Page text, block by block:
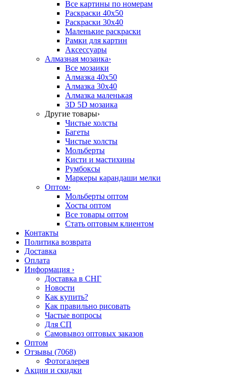
Все картины по номерам
Раскраски 40х50
Раскраски 30х40
Маленькие раскраски
Рамки для картин
Аксессуары
Алмазная мозаика›
Все мозаики
Алмазка 40х50
Алмазка 30х40
Алмазка маленькая
3D 5D мозаика
Другие товары›
Чистые холсты
Багеты
Чистые холсты
Мольберты
Кисти и мастихины
Румбоксы
Маркеры карандаши мелки
Оптом›
Мольберты оптом
Хосты оптом
Все товары оптом
Стать оптовым клиентом
Контакты
Политика возврата
Доставка
Оплата
Информация ›
Доставка в СНГ
Новости
Как купить?
Как правильно рисовать
Частые вопросы
Для СП
Самовывоз оптовых заказов
Оптом
Отзывы (7068)
Фотогалерея
Акции и скидки